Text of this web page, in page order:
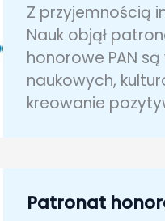
Z przyjemnością
Nauk objął
honorowe PAN
naukowych,
kreowanie
Patronat